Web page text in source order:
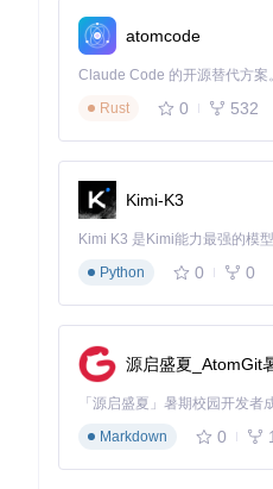
场景应用：虚拟桌宠的
虚拟桌宠不仅仅是一个娱乐
情绪调节：通过与桌宠互
习惯养成
图：工作间隙与桌宠互动的放
工作助手：提升效率的小技巧
VPet可以成为你的个性化工
任务管理：通过与桌宠互
时间管理
：设置专注时间
创意开发：释放你的想象力
atomcode
Rust
0 532
Kimi-K3
Python
0 0
源启盛夏_AtomGit
Markdown
0 1